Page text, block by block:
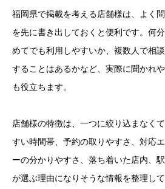
福岡県で掲載を考える店舗様は、よく
を先に書き出しておくと便利です。何
めてでも利用しやすいか、複数人で相
することはあるかなど、実際に聞かれ
も役立ちます。
店舗様の特徴は、一つに絞り込まなく
すい時間帯、予約の取りやすさ、対応
ーの分かりやすさ、落ち着いた店内、
が選ぶ理由になりそうな情報を整理し